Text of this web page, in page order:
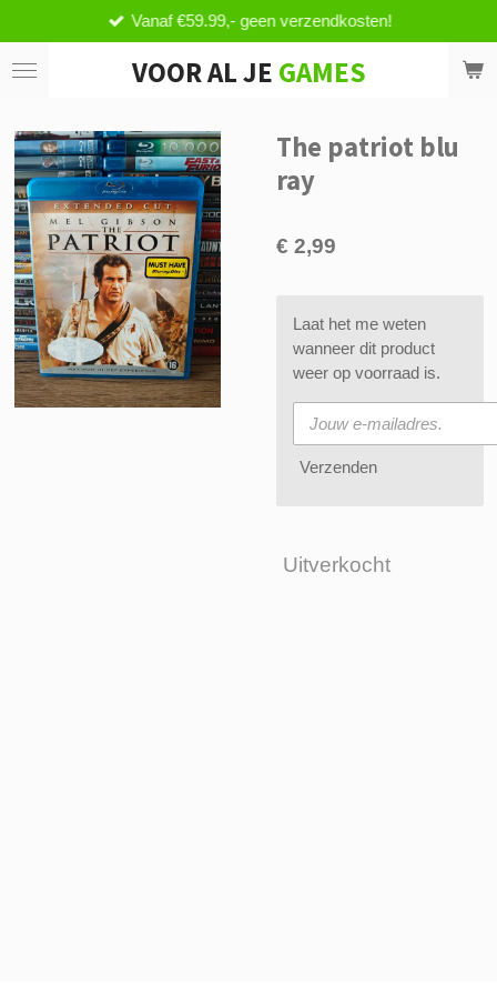
direct
naar
VOOR AL JE GAMES
Vanaf €59.99,- geen verzendkosten!
The patriot blu
ray
€ 2,99
Laat het me weten
wanneer dit product
weer op voorraad is.
Verzenden
Uitverkocht